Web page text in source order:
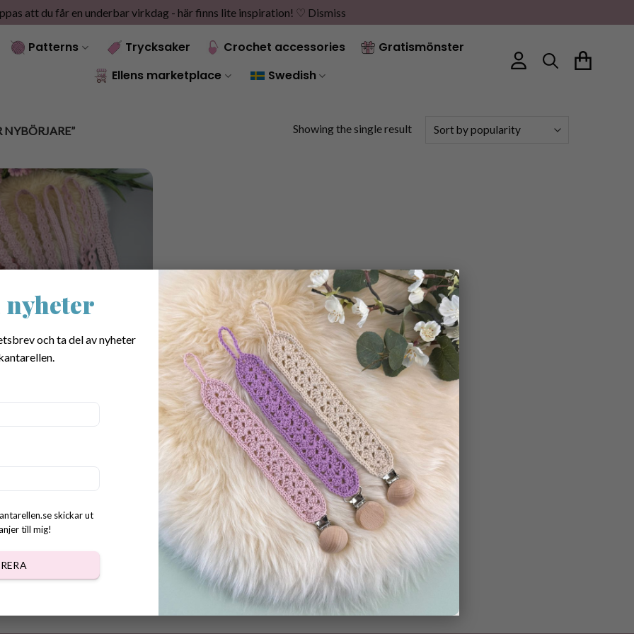
nyheter
och ta del av nyheter
skickar ut
till mig!
×
att du får en underbar virkdag - här finns lite inspiration! ♡ Dismiss
Patterns Trycksaker Crochet accessories
Gratismönster
Ellens marketplace
Swedish
Showing the single result